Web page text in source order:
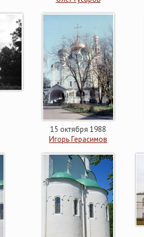
15 октября 1988
Игорь Герасимов